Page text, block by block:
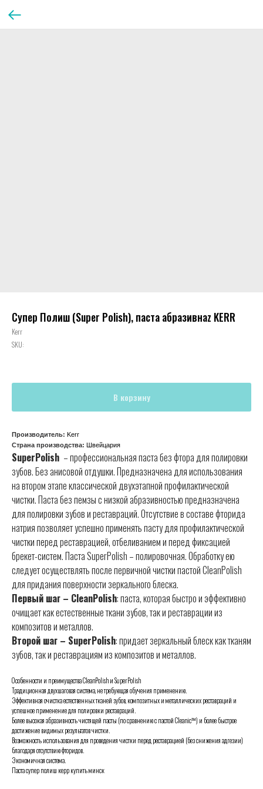
Супер Полиш (Super Polish), паста абразивнаz KERR
Kerr
SKU:
В корзину
Производитель: Kerr
Страна производства: Швейцария
SuperPolish – профессиональная паста без фтора для полировки
зубов. Без анисовой отдушки. Предназначена для использования
на втором этапе классической двухэтапной профилактической
чистки. Паста без пемзы с низкой абразивностью предназначена
для полировки зубов и реставраций. Отсутствие в составе фторида
натрия позволяет успешно применять пасту для профилактической
чистки перед реставрацией, отбеливанием и перед фиксацией
брекет-систем. Паста SuperPolish – полировочная. Обработку ею
следует осуществлять после первичной чистки пастой CleanPolish
для придания поверхности зеркального блеска.
Первый шаг – CleanPolish: паста, которая быстро и эффективно
очищает как естественные ткани зубов, так и реставрации из
композитов и металлов.
Второй шаг – SuperPolish: придает зеркальный блеск как тканям
зубов, так и реставрациям из композитов и металлов.
Особенности и преимущества CleanPolish и SuperPolish
Традиционная двухшаговая система, не требующая обучения применению.
Эффективная очистка естественных тканей зубов, композитных и металлических реставраций и
успешное применение для полировки реставраций.
Более высокая абразивность чистящей пасты (по сравнению с пастой Cleanic™) и более быстрое
достижение видимых результатов чистки.
Возможность использования для проведения чистки перед реставрацией (без снижения адгезии)
благодаря отсутствию фторидов.
Экономичная система.
Паста супер полиш керр купить минск